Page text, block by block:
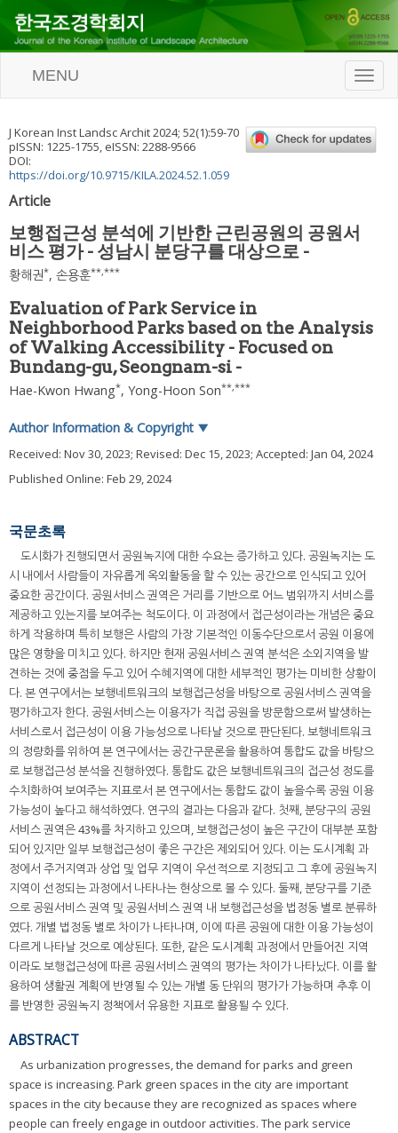
T
o
l
e
MENU
J Korean Inst Landsc Archit2024; 52(1):59-70
pISSN: 1225-1755, eISSN: 2288-9566
DOI:
https://doi.org/10.9715/KILA.2024.52.1.059
Article
보행접근성 분석에 기반한 근린공원의 공원서
비스 평가 - 성남시 분당구를 대상으로 -
황해권*, 손용훈**,***
Evaluation of Park Service in
Neighborhood Parks based on the Analysis
of Walking Accessibility - Focused on
Bundang-gu, Seongnam-si -
Hae-Kwon Hwang*, Yong-Hoon Son**,***
Author Information & Copyright ▼
Received: Nov 30, 2023; Revised: Dec 15, 2023; Accepted: Jan 04, 2024
Published Online: Feb 29, 2024
국문초록
도시화가 진행되면서 공원녹지에 대한 수요는 증가하고 있다. 공원녹지는 도
시 내에서 사람들이 자유롭게 옥외활동을 할 수 있는 공간으로 인식되고 있어
중요한 공간이다. 공원서비스 권역은 거리를 기반으로 어느 범위까지 서비스를
제공하고 있는지를 보여주는 척도이다. 이 과정에서 접근성이라는 개념은 중요
하게 작용하며 특히 보행은 사람의 가장 기본적인 이동수단으로서 공원 이용에
많은 영향을 미치고 있다. 하지만 현재 공원서비스 권역 분석은 소외지역을 발
견하는 것에 중점을 두고 있어 수혜지역에 대한 세부적인 평가는 미비한 상황이
다. 본 연구에서는 보행네트워크의 보행접근성을 바탕으로 공원서비스 권역을
평가하고자 한다. 공원서비스는 이용자가 직접 공원을 방문함으로써 발생하는
서비스로서 접근성이 이용 가능성으로 나타날 것으로 판단된다. 보행네트워크
의 정량화를 위하여 본 연구에서는 공간구문론을 활용하여 통합도 값을 바탕으
로 보행접근성 분석을 진행하였다. 통합도 값은 보행네트워크의 접근성 정도를
수치화하여 보여주는 지표로서 본 연구에서는 통합도 값이 높을수록 공원 이용
가능성이 높다고 해석하였다. 연구의 결과는 다음과 같다. 첫째, 분당구의 공원
서비스 권역은 43%를 차지하고 있으며, 보행접근성이 높은 구간이 대부분 포함
되어 있지만 일부 보행접근성이 좋은 구간은 제외되어 있다. 이는 도시계획 과
정에서 주거지역과 상업 및 업무 지역이 우선적으로 지정되고 그 후에 공원녹지
지역이 선정되는 과정에서 나타나는 현상으로 볼 수 있다. 둘째, 분당구를 기준
으로 공원서비스 권역 및 공원서비스 권역 내 보행접근성을 법정동 별로 분류하
였다. 개별 법정동 별로 차이가 나타나며, 이에 따른 공원에 대한 이용 가능성이
다르게 나타날 것으로 예상된다. 또한, 같은 도시계획 과정에서 만들어진 지역
이라도 보행접근성에 따른 공원서비스 권역의 평가는 차이가 나타났다. 이를 활
용하여 생활권 계획에 반영될 수 있는 개별 동 단위의 평가가 가능하며 추후 이
를 반영한 공원녹지 정책에서 유용한 지표로 활용될 수 있다.
ABSTRACT
As urbanization progresses, the demand for parks and green
space is increasing. Park green spaces in the city are important
spaces in the city because they are recognized as spaces where
people can freely engage in outdoor activities. The park service